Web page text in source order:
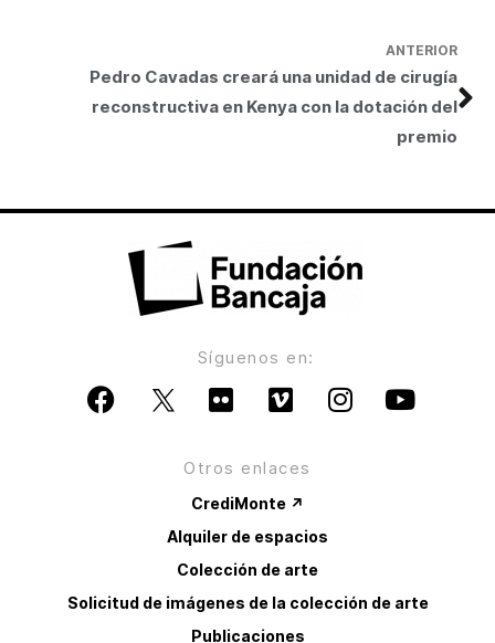
ANTERIOR
Pedro Cavadas creará una unidad de cirugía
reconstructiva en Kenya con la dotación del
premio
Síguenos en:
Otros enlaces
CrediMonte ↗
Alquiler de espacios
Colección de arte
Solicitud de imágenes de la colección de arte
Publicaciones